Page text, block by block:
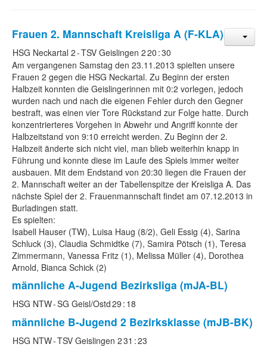
Frauen 2. Mannschaft Kreisliga A (F-KLA)
HSG Neckartal 2-TSV Geislingen 220 :30
Am vergangenen Samstag den 23.11.2013 spielten unsere
Frauen 2 gegen die HSG Neckartal. Zu Beginn der ersten
Halbzeit konnten die Geislingerinnen mit 0:2 vorlegen, jedoch
wurden nach und nach die eigenen Fehler durch den Gegner
bestraft, was einen vier Tore Rückstand zur Folge hatte. Durch
konzentrierteres Vorgehen in Abwehr und Angriff konnte der
Halbzeitstand von 9:10 erreicht werden. Zu Beginn der 2.
Halbzeit änderte sich nicht viel, man blieb weiterhin knapp in
Führung und konnte diese im Laufe des Spiels immer weiter
ausbauen. Mit dem Endstand von 20:30 liegen die Frauen der
2. Mannschaft weiter an der Tabellenspitze der Kreisliga A. Das
nächste Spiel der 2. Frauenmannschaft findet am 07.12.2013 in
Burladingen statt.
Es spielten:
Isabell Hauser (TW), Luisa Haug (8/2), Geli Essig (4), Sarina
Schluck (3), Claudia Schmidtke (7), Samira Pötsch (1), Teresa
Zimmermann, Vanessa Fritz (1), Melissa Müller (4), Dorothea
Arnold, Bianca Schick (2)
männliche A-Jugend Bezirksliga (mJA-BL)
HSG NTW-SG Geisl/Ostd29 : 18
männliche B-Jugend 2 Bezirksklasse (mJB-BK)
HSG NTW-TSV Geislingen 231 :23